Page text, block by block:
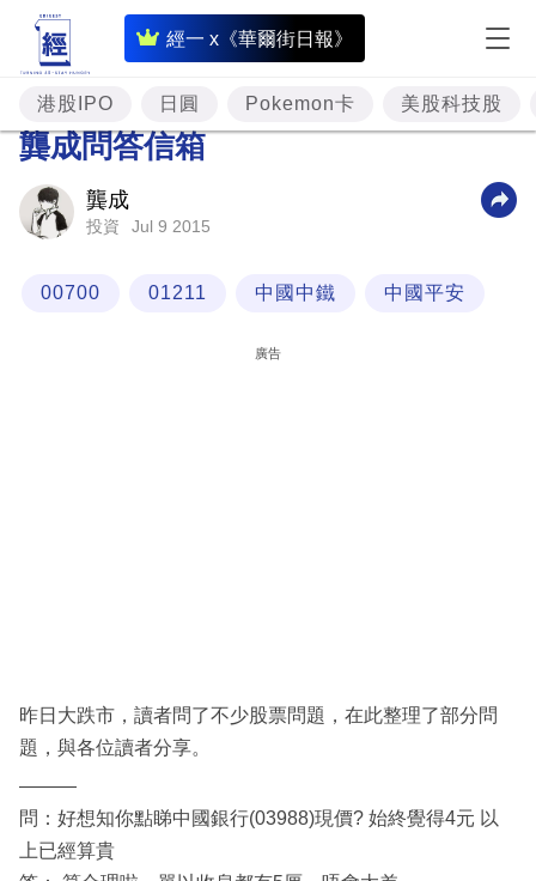
經一 x《華爾街日報》
即
時
財
經
資
生
活
時
港股IPO 日圓 Pokemon卡 美股科技股
龔成問答信箱
龔成
投資 Jul 9 2015
00700 01211 中國中鐵 中國平安
廣告
昨日大跌市，讀者問了不少股票問題，在此整理了部分問
題，與各位讀者分享。
———
問：好想知你點睇中國銀行(03988)現價? 始終覺得4元 以
上已經算貴